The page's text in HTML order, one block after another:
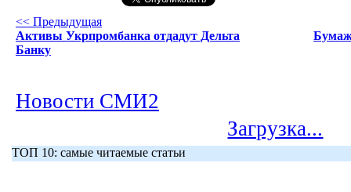
<< Предыдущая
Активы Укрпромбанка отдадут Дельта
Банку
Новости СМИ2
Загрузка...
ТОП 10: самые читаемые статьи